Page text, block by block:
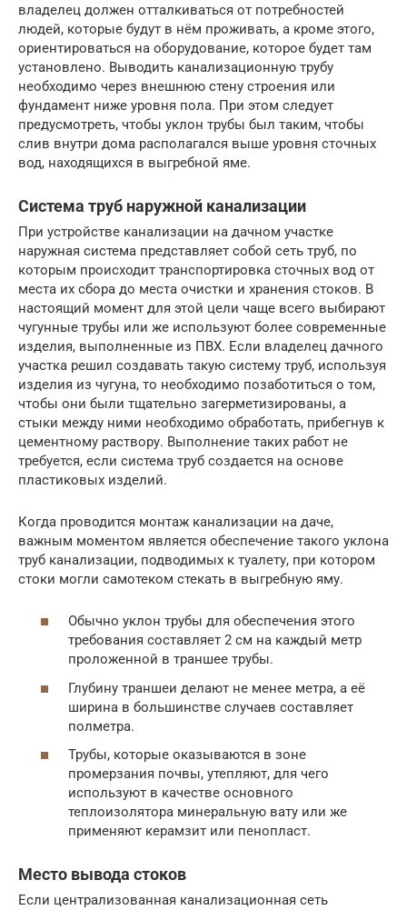
владелец должен отталкиваться от потребностей
людей, которые будут в нём проживать, а кроме этого,
ориентироваться на оборудование, которое будет там
установлено. Выводить канализационную трубу
необходимо через внешнюю стену строения или
фундамент ниже уровня пола. При этом следует
предусмотреть, чтобы уклон трубы был таким, чтобы
слив внутри дома располагался выше уровня сточных
вод, находящихся в выгребной яме.
Система труб наружной канализации
При устройстве канализации на дачном участке
наружная система представляет собой сеть труб, по
которым происходит транспортировка сточных вод от
места их сбора до места очистки и хранения стоков. В
настоящий момент для этой цели чаще всего выбирают
чугунные трубы или же используют более современные
изделия, выполненные из ПВХ. Если владелец дачного
участка решил создавать такую систему труб, используя
изделия из чугуна, то необходимо позаботиться о том,
чтобы они были тщательно загерметизированы, а
стыки между ними необходимо обработать, прибегнув к
цементному раствору. Выполнение таких работ не
требуется, если система труб создается на основе
пластиковых изделий.
Когда проводится монтаж канализации на даче,
важным моментом является обеспечение такого уклона
труб канализации, подводимых к туалету, при котором
стоки могли самотеком стекать в выгребную яму.
Обычно уклон трубы для обеспечения этого
требования составляет 2 см на каждый метр
проложенной в траншее трубы.
Глубину траншеи делают не менее метра, а её
ширина в большинстве случаев составляет
полметра.
Трубы, которые оказываются в зоне
промерзания почвы, утепляют, для чего
используют в качестве основного
теплоизолятора минеральную вату или же
применяют керамзит или пенопласт.
Место вывода стоков
Если централизованная канализационная сеть